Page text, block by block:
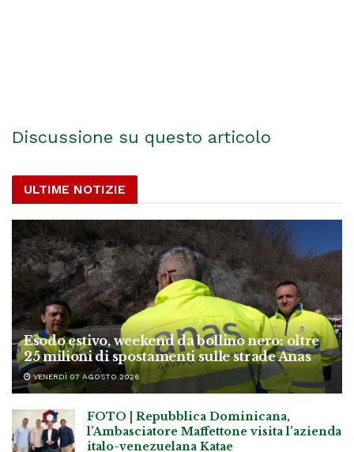
Discussione su questo articolo
ULTIME NOTIZIE
Esodo estivo, weekend da bollino nero: oltre
25 milioni di spostamenti sulle strade Anas
VENERDÌ 07 AGOSTO 2026
FOTO | Repubblica Dominicana,
l’Ambasciatore Maffettone visita l’azienda
italo-venezuelana Katae